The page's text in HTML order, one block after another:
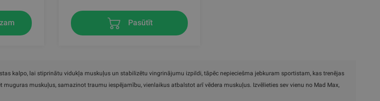
Pasūtīt
kalpo, lai stiprinātu vidukļa muskuļus un stabilizētu vingrinājumu izpildi, tāpēc nepieciešma jebkuram sportistam, kas trenējas
muskuļus, samazinot traumu iespējamību, vienlaikus atbalstot arī vēdera muskuļus. Izvēlieties sev vienu no Mad Max,